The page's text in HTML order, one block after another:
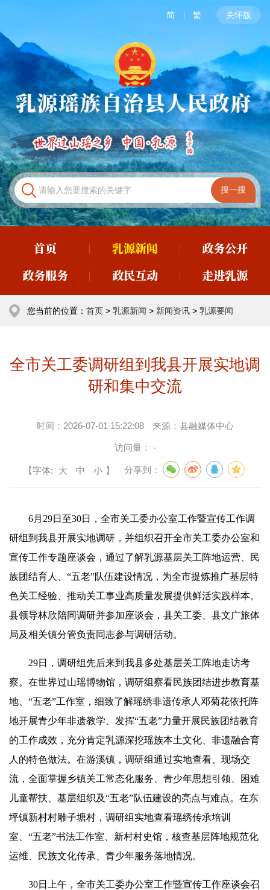
简 繁 关怀版
首页 乳源新闻
政务公开
政务服务
政民互动 走进乳源
您当前的位置： 首页 > 乳源新闻 > 新闻资讯 > 乳源要闻
全市关工委调研组到我县开展实地调
研和集中交流
时间： 2026-07-01 15:22:08 来源： 县融媒体中心
访问量： -
【字体: 大 中 小 】 分享到：
6月29日至30日，全市关工委办公室工作暨宣传工作调
研组到我县开展实地调研，并组织召开全市关工委办公室和
宣传工作专题座谈会，通过了解乳源基层关工阵地运营、民
族团结育人、“五老”队伍建设情况，为全市提炼推广基层特
色关工经验、推动关工事业高质量发展提供鲜活实践样本。
县领导林欣陪同调研并参加座谈会，县关工委、县文广旅体
局及相关镇分管负责同志参与调研活动。
29日，调研组先后来到我县多处基层关工阵地走访考
察。在世界过山瑶博物馆，调研组察看民族团结进步教育基
地、“五老”工作室，细致了解瑶绣非遗传承人邓菊花依托阵
地开展青少年非遗教学、发挥“五老”力量开展民族团结教育
的工作成效，充分肯定乳源深挖瑶族本土文化、非遗融合育
人的特色做法。在游溪镇，调研组通过实地查看、现场交
流，全面掌握乡镇关工常态化服务、青少年思想引领、困难
儿童帮扶、基层组织及“五老”队伍建设的亮点与难点。在东
坪镇新村村雕子塘村，调研组实地查看瑶绣传承培训
室、“五老”书法工作室、新村村史馆，核查基层阵地规范化
运维、民族文化传承、青少年服务落地情况。
30日上午，全市关工委办公室工作暨宣传工作座谈会召